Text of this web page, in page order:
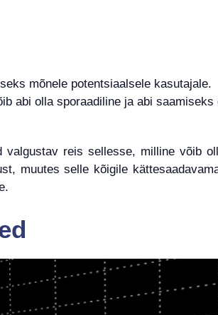
mõnele potentsiaalsele kasutajale.
abi olla sporaadiline ja abi
valgustav reis sellesse, milline võib
muutes selle kõigile